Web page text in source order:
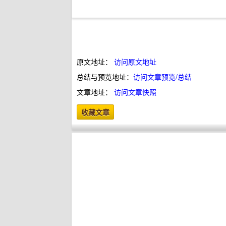
原文地址： 访问原文地址
总结与预览地址： 访问文章预览/总结
文章地址： 访问文章快照